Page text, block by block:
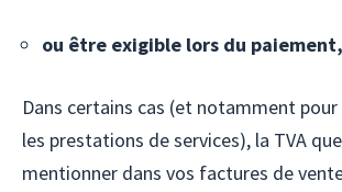
ou être exigible lors du paiement,
Dans certains cas (et notamment
les prestations de services), la TVA
mentionner dans vos factures de